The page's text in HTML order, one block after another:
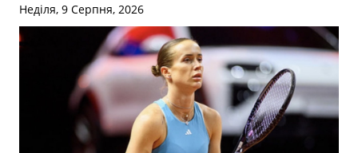
Неділя, 9 Серпня, 2026